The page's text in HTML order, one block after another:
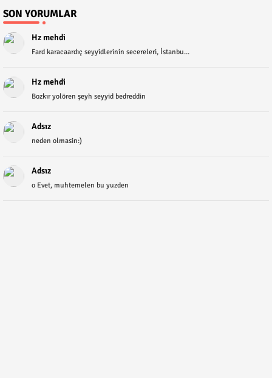
SON YORUMLAR
Hz mehdi
Fard karacaardıç seyyidlerinin secereleri, İstanbu...
Hz mehdi
Bozkır yolören şeyh seyyid bedreddin
Adsız
neden olmasin:)
Adsız
o Evet, muhtemelen bu yuzden